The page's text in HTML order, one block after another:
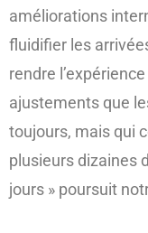
améliorations
fluidifier les
rendre
ajustements que
toujours, mais qui
plusieurs dizaines
jours » poursuit